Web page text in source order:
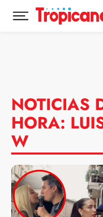
Desplegar menú
NOTICIAS
HORA:
W